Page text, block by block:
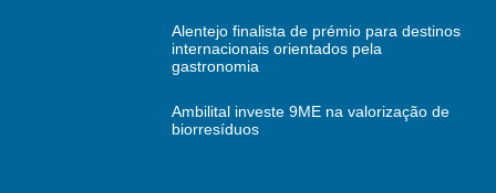
Alentejo finalista de prémio para destinos
internacionais orientados pela
gastronomia
Ambilital investe 9ME na valorização de
biorresíduos